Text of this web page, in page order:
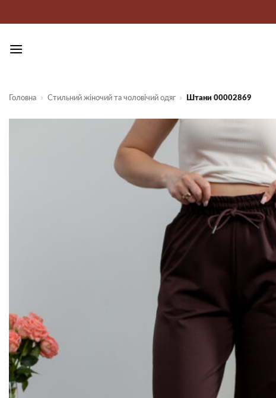
Головна » Стильний жіночий та чоловічий одяг » Штани 00002869